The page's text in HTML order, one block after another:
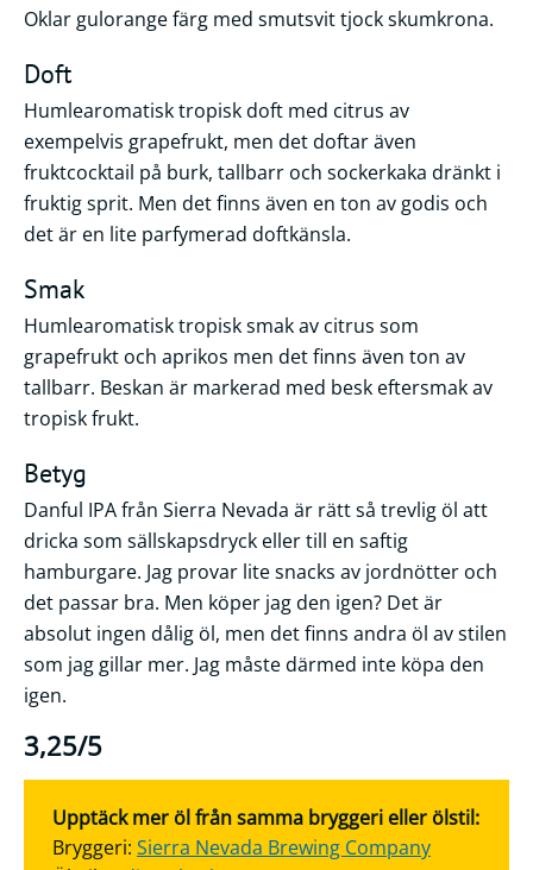
Oklar gulorange färg med smutsvit tjock skumkrona.
Doft
Humlearomatisk tropisk doft med citrus av
exempelvis grapefrukt, men det doftar även
fruktcocktail på burk, tallbarr och sockerkaka dränkt i
fruktig sprit. Men det finns även en ton av godis och
det är en lite parfymerad doftkänsla.
Smak
Humlearomatisk tropisk smak av citrus som
grapefrukt och aprikos men det finns även ton av
tallbarr. Beskan är markerad med besk eftersmak av
tropisk frukt.
Betyg
Danful IPA från Sierra Nevada är rätt så trevlig öl att
dricka som sällskapsdryck eller till en saftig
hamburgare. Jag provar lite snacks av jordnötter och
det passar bra. Men köper jag den igen? Det är
absolut ingen dålig öl, men det finns andra öl av stilen
som jag gillar mer. Jag måste därmed inte köpa den
igen.
3,25/5
Upptäck mer öl från samma bryggeri eller ölstil:
Bryggeri: Sierra Nevada Brewing Company